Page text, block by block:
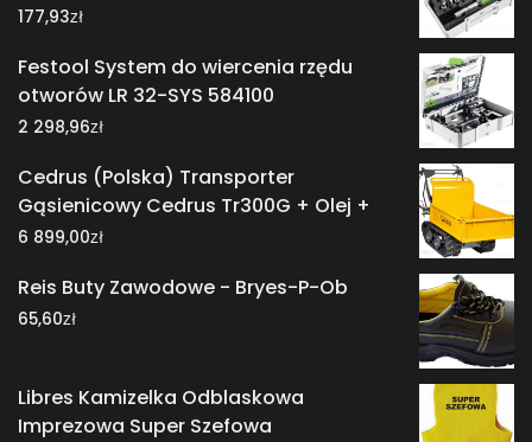
177,93zł
Festool System do wiercenia rzędu
otworów LR 32-SYS 584100
2 298,96zł
Cedrus (Polska) Transporter
Gąsienicowy Cedrus Tr300G + Olej +
6 899,00zł
Reis Buty Zawodowe - Bryes-P-Ob
65,60zł
Libres Kamizelka Odblaskowa
Imprezowa Super Szefowa